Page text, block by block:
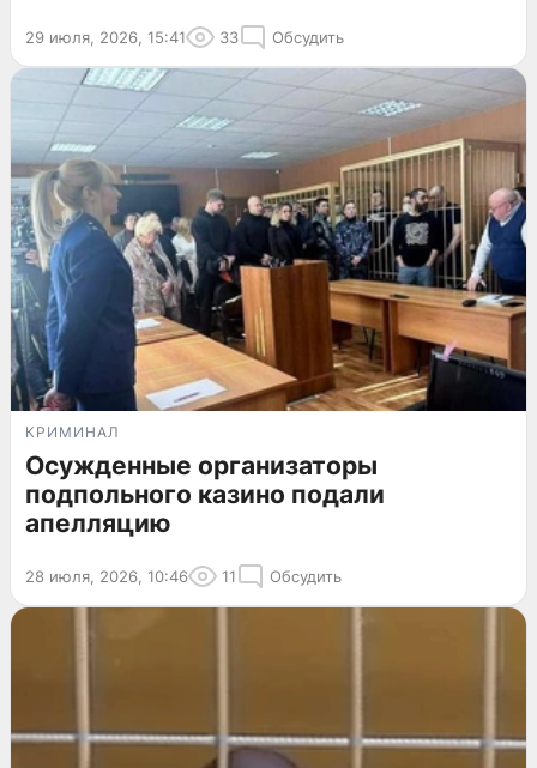
29 июля, 2026, 15:41 33 Обсудить
КРИМИНАЛ
Осужденные организаторы
подпольного казино подали
апелляцию
28 июля, 2026, 10:46 11 Обсудить